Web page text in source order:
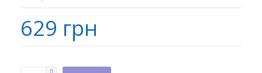
629 грн